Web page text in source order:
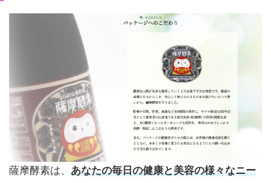
薩摩酵素は、 あなたの毎日の健康と美容の様々なニー